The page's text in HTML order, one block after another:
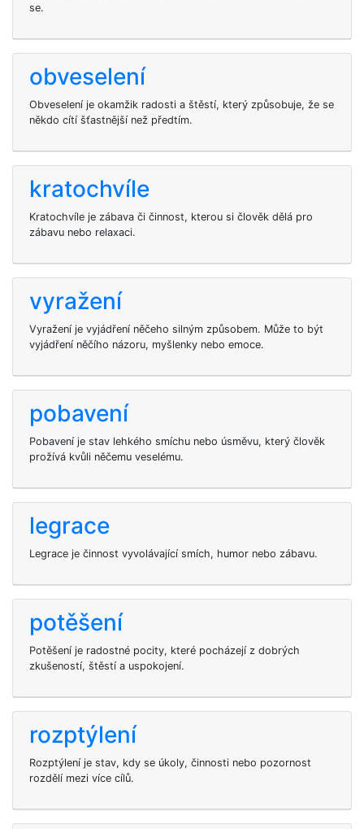
se.
obveselení
Obveselení je okamžik radosti a štěstí, který způsobuje, že se
někdo cítí šťastnější než předtím.
kratochvíle
Kratochvíle je zábava či činnost, kterou si člověk dělá pro
zábavu nebo relaxaci.
vyražení
Vyražení je vyjádření něčeho silným způsobem. Může to být
vyjádření něčího názoru, myšlenky nebo emoce.
pobavení
Pobavení je stav lehkého smíchu nebo úsměvu, který člověk
prožívá kvůli něčemu veselému.
legrace
Legrace je činnost vyvolávající smích, humor nebo zábavu.
potěšení
Potěšení je radostné pocity, které pocházejí z dobrých
zkušeností, štěstí a uspokojení.
rozptýlení
Rozptýlení je stav, kdy se úkoly, činnosti nebo pozornost
rozdělí mezi více cílů.